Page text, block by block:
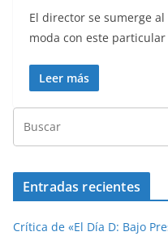
El director se sumerge
moda con este
Leer más
Entradas recientes
Crítica de «El Día D: Bajo